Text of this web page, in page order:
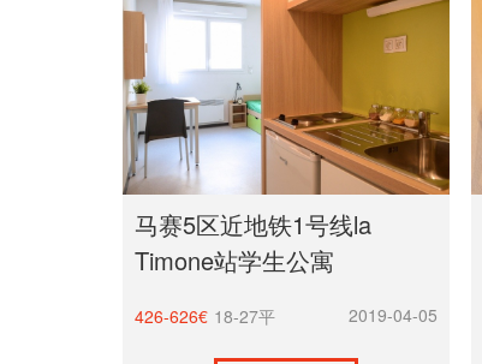
马赛5区近地铁1号线la
Timone站学生公寓
426-626€ 18-27平 2019-04-05